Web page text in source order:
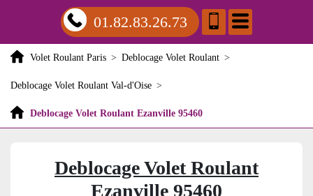
01.82.83.26.73
Volet Roulant Paris > Deblocage Volet Roulant >
Deblocage Volet Roulant Val-d'Oise >
Deblocage Volet Roulant Ezanville 95460
Deblocage Volet Roulant
Ezanville 95460